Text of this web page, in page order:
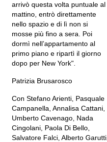
arrivò questa volta puntuale al
mattino, entrò direttamente
nello spazio e di lì non si
mosse più fino a sera. Poi
dormì nell’appartamento al
primo piano e ripartì il giorno
dopo per New York".
Patrizia Brusarosco
Con Stefano Arienti, Pasquale
Campanella, Annalisa Cattani,
Umberto Cavenago, Nada
Cingolani, Paola Di Bello,
Salvatore Falci, Alberto Garutti,